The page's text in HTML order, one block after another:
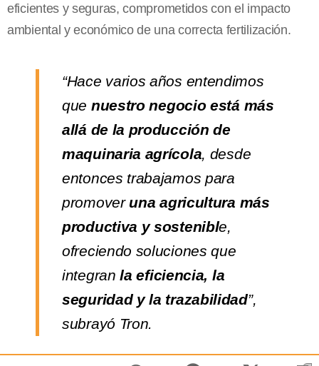
eficientes y seguras, comprometidos con el impacto
ambiental y económico de una correcta fertilización.
“Hace varios años entendimos
que nuestro negocio está más
allá de la producción de
maquinaria agrícola, desde
entonces trabajamos para
promover una agricultura más
productiva y sostenible,
ofreciendo soluciones que
integranla eficiencia, la
seguridad y la trazabilidad”,
subrayó Tron.